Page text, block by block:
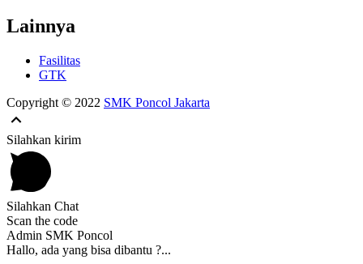
Lainnya
Fasilitas
GTK
Copyright © 2022 SMK Poncol Jakarta
Silahkan kirim
Silahkan Chat
Scan the code
Admin SMK Poncol
Hallo, ada yang bisa dibantu ?...